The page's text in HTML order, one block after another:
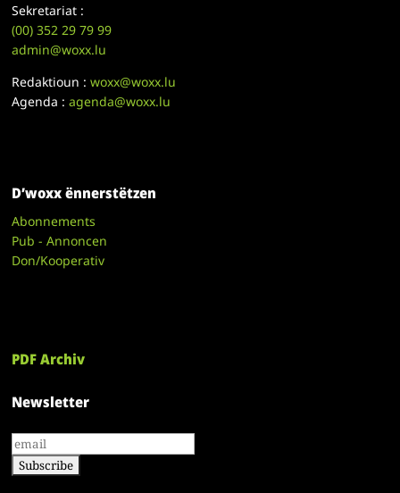
Sekretariat :
(00)352 29 79 99
admin@woxx.lu
Redaktioun :woxx@woxx.lu
Agenda :agenda@woxx.lu
D’woxx ënnerstëtzen
Abonnements
Pub - Annoncen
Don/Kooperativ
PDF Archiv
Newsletter